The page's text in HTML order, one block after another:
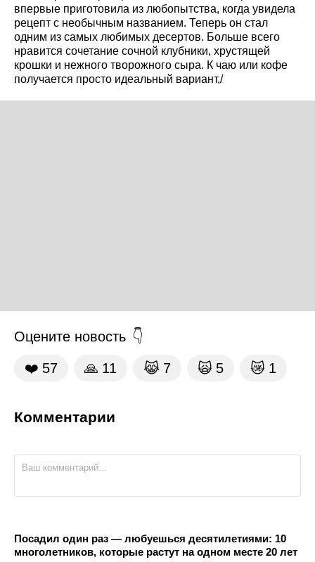
впервые приготовила из любопытства, когда увидела
рецепт с необычным названием. Теперь он стал
одним из самых любимых десертов. Больше всего
нравится сочетание сочной клубники, хрустящей
крошки и нежного творожного сыра. К чаю или кофе
получается просто идеальный вариант,/
Оцените новость
❤️ 57 🙏 11 😹 7 🙀 5 😿 1
Комментарии
Посадил один раз — любуешься десятилетиями: 10
многолетников, которые растут на одном месте 20 лет